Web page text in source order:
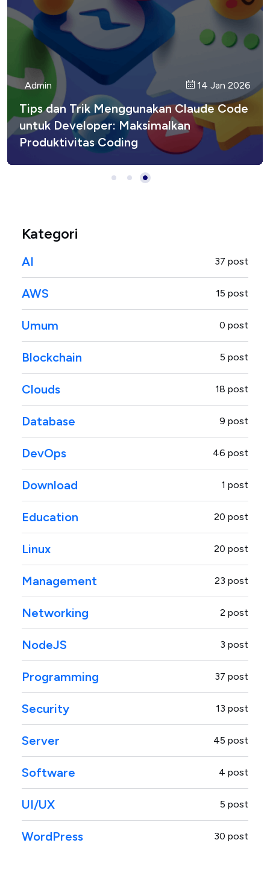
Admin 17 Jan 2026
CI/CD: Continuous Integration dan
Continuous Deployment untuk
Developer Modern
Admin 15 Jan 2026
Menguasai Shortcuts Claude Code di
Terminal
Admin 14 Jan 2026
Tips dan Trik Menggunakan Claude Code
untuk Developer: Maksimalkan
Produktivitas Coding
Kategori
AI 37 post
AWS 15 post
Umum 0 post
Blockchain 5 post
Clouds 18 post
Database 9 post
DevOps 46 post
Download 1 post
Education 20 post
Linux 20 post
Management 23 post
Networking 2 post
NodeJS 3 post
Programming 37 post
Security 13 post
Server 45 post
Software 4 post
UI/UX 5 post
WordPress 30 post